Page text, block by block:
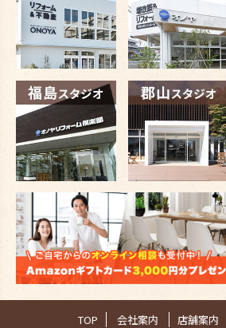
TOP 会社案内 店舗案内